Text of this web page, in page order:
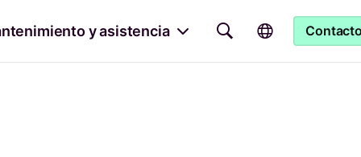
y asistencia